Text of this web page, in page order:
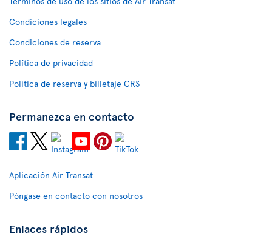
Condiciones legales
Condiciones de reserva
Política de privacidad
Política de reserva y billetaje CRS
Permanezca en contacto
Aplicación Air Transat
Póngase en contacto con nosotros
Enlaces rápidos